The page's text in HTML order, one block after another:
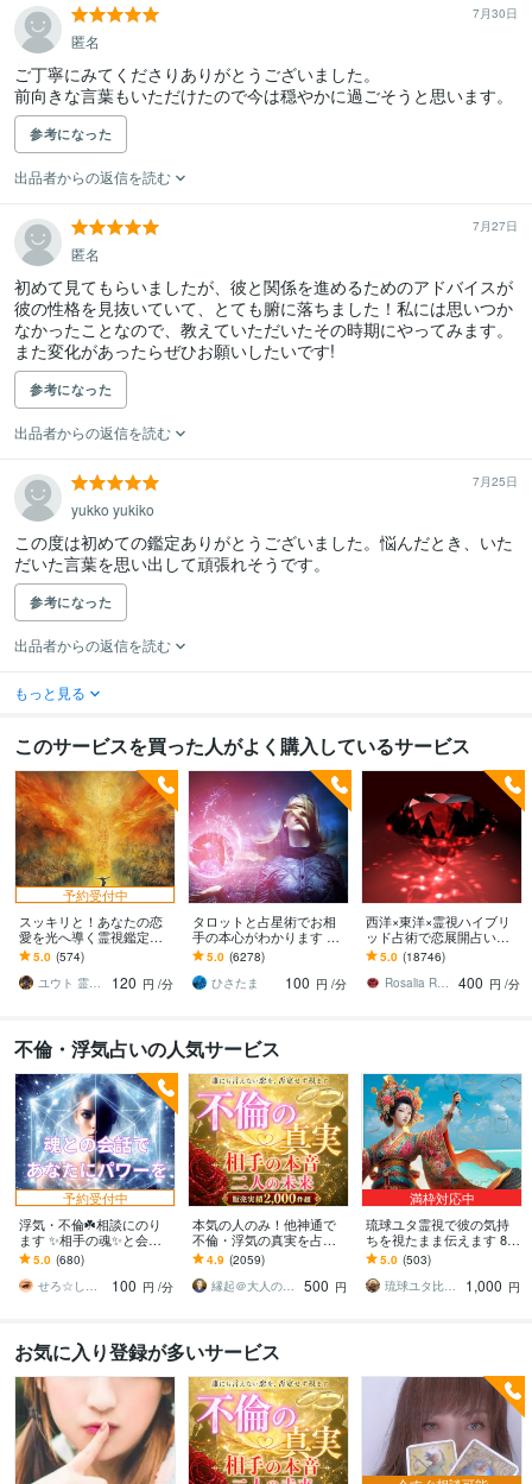
7月30日
匿名
ご丁寧にみてくださりありがとうございました。
前向きな言葉もいただけたので今は穏やかに過ごそうと思います。
参考になった
出品者からの返信を読む
7月27日
匿名
初めて見てもらいましたが、彼と関係を進めるためのアドバイスが
彼の性格を見抜いていて、とても腑に落ちました！私には思いつか
なかったことなので、教えていただいたその時期にやってみます。
また変化があったらぜひお願いしたいです!
参考になった
出品者からの返信を読む
7月25日
yukko yukiko
この度は初めての鑑定ありがとうございました。悩んだとき、いた
だいた言葉を思い出して頑張れそうです。
参考になった
出品者からの返信を読む
もっと見る
このサービスを買った人がよく購入しているサービス
予約受付中
スッキリと！あなたの恋
愛を光へ導く霊視鑑定し
ます 癒しのヒーリングサ
ポート＆複数占術により
前向きで幸せな未来へ
5.0 (574)
ユウト 霊感タロット占い師
120 円 /分
タロットと占星術でお相
手の本心がわかります 貴
方の宿命と運命を知って
愛と成功を引き寄せませ
んか？
5.0 (6278)
ひさたま
100 円 /分
西洋×東洋×霊視ハイブリ
ッド占術で恋展開占いま
す 恋の現状・進展❤️お相
手の本心に迫ります
5.0 (18746)
Rosalia Rubino
400 円 /分
不倫・浮気占いの人気サービス
予約受付中
浮気・不倫☘️相談にのり
ます ✨相手の魂✨と会話
をしてあなたにお伝えし
ます⭐️
5.0 (680)
せろ☆しあり
100 円 /分
本気の人のみ！他神通で
不倫・浮気の真実を占い
ます 不倫・W不倫・浮気
など複雑恋愛の専門家に
よる究極霊視鑑定
4.9 (2059)
縁起＠大人の恋愛占い師
500 円
満枠対応中
琉球ユタ霊視で彼の気持
ちを視たまま伝えます 8/3
1まで3,000円→1,000円で
真の幸せへ導く
5.0 (503)
琉球ユタ比嘉にらい
1,000 円
お気に入り登録が多いサービス